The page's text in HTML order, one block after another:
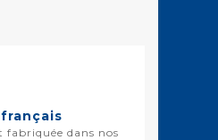
fabriquée dans nos